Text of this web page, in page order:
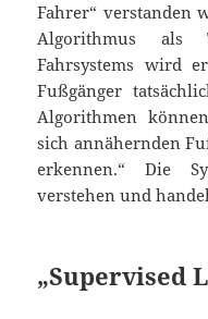
Fahrer“ verstanden
Algorithmus als
Fahrsystems wird
Fußgänger
Algorithmen
sich annähernden
erkennen.“ Die
verstehen und
„Supervised